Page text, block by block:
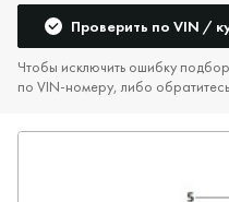
Проверить по VIN /
Чтобы исключить ошибку
по VIN‑номеру, либо